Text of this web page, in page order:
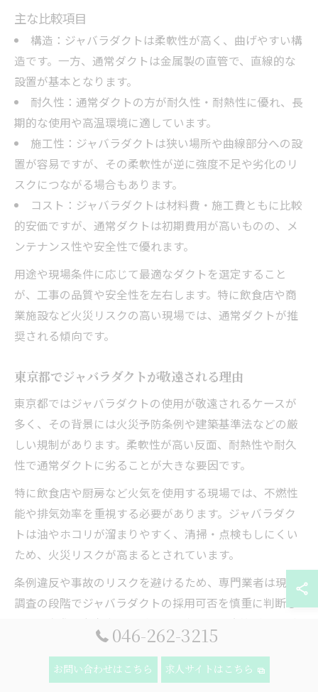
主な比較項目
構造：ジャバラダクトは柔軟性が高く、曲げやすい構
造です。一方、通常ダクトは金属製の直管で、直線的な
設置が基本となります。
耐久性：通常ダクトの方が耐久性・耐熱性に優れ、長
期的な使用や高温環境に適しています。
施工性：ジャバラダクトは狭い場所や曲線部分への設
置が容易ですが、その柔軟性が逆に強度不足や劣化のリ
スクにつながる場合もあります。
コスト：ジャバラダクトは材料費・施工費ともに比較
的安価ですが、通常ダクトは初期費用が高いものの、メ
ンテナンス性や安全性で優れます。
用途や現場条件に応じて最適なダクトを選定すること
が、工事の品質や安全性を左右します。特に飲食店や商
業施設など火災リスクの高い現場では、通常ダクトが推
奨される傾向です。
東京都でジャバラダクトが敬遠される理由
東京都ではジャバラダクトの使用が敬遠されるケースが
多く、その背景には火災予防条例や建築基準法などの厳
しい規制があります。柔軟性が高い反面、耐熱性や耐久
性で通常ダクトに劣ることが大きな要因です。
特に飲食店や厨房など火気を使用する現場では、不燃性
能や排気効率を重視する必要があります。ジャバラダク
トは油やホコリが溜まりやすく、清掃・点検もしにくい
ため、火災リスクが高まるとされています。
条例違反や事故のリスクを避けるため、専門業者は現場
調査の段階でジャバラダクトの採用可否を慎重に判断し
ます。実際に東京都でのダクト工事では、直管ダクトが
主流となっているのが現状です。
火災リスクを高めるジャバラダクトの特性
046-262-3215
お問い合わせはこちら 求人サイトはこちら